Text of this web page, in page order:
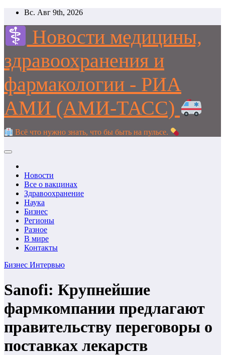
Перейти
содержимому
Вс. Авг 9th, 2026
Новости медицины,
здравоохранения и
фармакологии - РИА
АМИ (АМИ-ТАСС)
Всё что нужно знать, что бы быть на пульсе.
Новости
Все о вакцинах
Здравоохранение
Наука
Бизнес
Регионы
Разное
В мире
Контакты
Бизнес Интервью
Sanofi: Крупнейшие
фармкомпании предлагают
правительству переговоры о
поставках лекарств